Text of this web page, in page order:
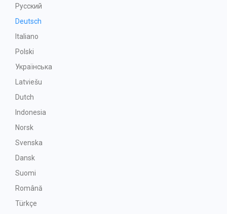
Русский
Deutsch
Italiano
Polski
Українська
Latviešu
Dutch
Indonesia
Norsk
Svenska
Dansk
Suomi
Română
Türkçe